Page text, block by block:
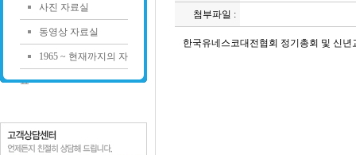
사진 자료실
동영상 자료실
1965 ~ 현재까지의 자
료
첨부파일 :
한국유네스코대전협회 정기총회 및 신년